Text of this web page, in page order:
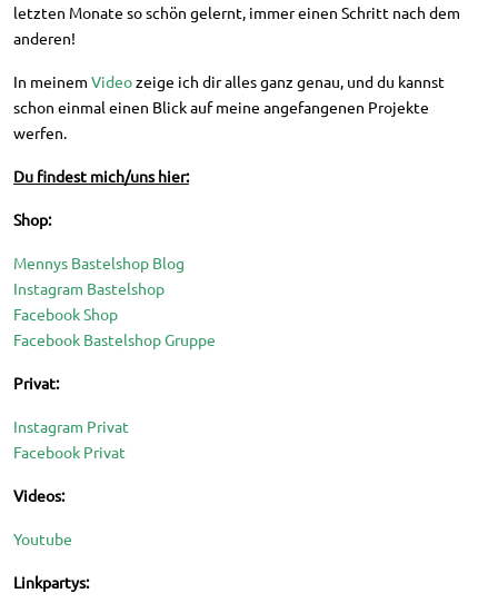
letzten Monate so schön gelernt, immer einen Schritt nach dem
anderen!
In meinem Videozeige ich dir alles ganz genau, und du kannst
schon einmal einen Blick auf meine angefangenen Projekte
werfen.
Du findest mich/uns hier:
Shop:
Mennys Bastelshop Blog
Instagram Bastelshop
Facebook Shop
Facebook Bastelshop Gruppe
Privat:
Instagram Privat
Facebook Privat
Videos:
Youtube
Linkpartys: